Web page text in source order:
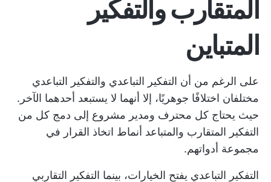
المتقارب والتفكير
المتباين
على الرغم من أن التفكير التباعدي والتفكير التباعدي
مختلفان اختلافًا جوهريًا، إلا أنهما لا يستبعد أحدهما الآخر.
حيث يحتاج كل محترف ومدير مشروع إلى دمج كل من
التفكير المتقارب والمتباعد أنماط اتخاذ القرار في
مجموعة أدواتهم.
التفكير التباعدي يفتح الخيارات، بينما التفكير التقاربي